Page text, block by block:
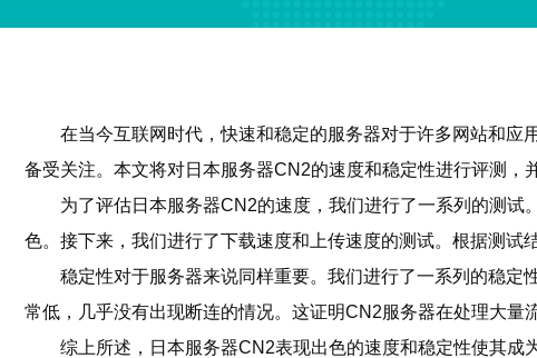
在当今互联网时代，快速和稳定的服务器对于许多网站和
备受关注。本文将对日本服务器CN2的速度和稳定性进行评测，
为了评估日本服务器CN2的速度，我们进行了一系列的测
色。接下来，我们进行了下载速度和上传速度的测试。根据测试
稳定性对于服务器来说同样重要。我们进行了一系列的稳
常低，几乎没有出现断连的情况。这证明CN2服务器在处理大量
综上所述，日本服务器CN2表现出色的速度和稳定性使其